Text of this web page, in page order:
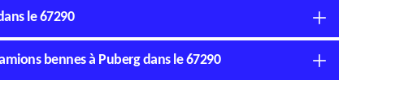
le 67290
bennes à Puberg dans le 67290